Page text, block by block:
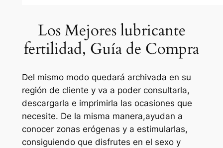
Los Mejores lubricante
fertilidad, Guía de Compra
Del mismo modo quedará archivada en su
región de cliente y va a poder consultarla,
descargarla e imprimirla las ocasiones que
necesite. De la misma manera,ayudan a
conocer zonas erógenas y a estimularlas,
consiguiendo que disfrutes en el sexo y